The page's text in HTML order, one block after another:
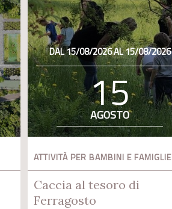
DAL 15/08/2026 AL 15/08/2026
15
AGOSTO
ATTIVITÀ PER BAMBINI E FAMIGLIE
Caccia al tesoro di
Ferragosto